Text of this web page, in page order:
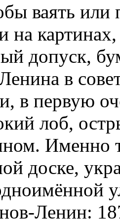
ваять
на
допуск,
в
в первую
лоб,
Именно
доске,
Ленин: